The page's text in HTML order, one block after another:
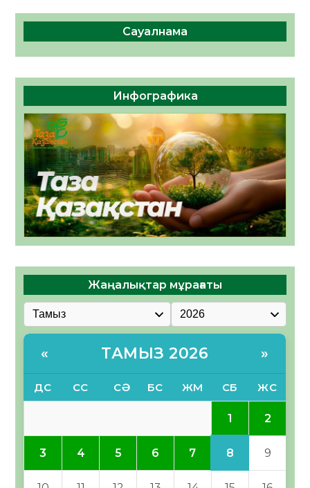
Сауалнама
Инфографика
Жаңалықтар мұрағаты
« ТАМЫЗ 2026 »
ДС СС СӘ БС ЖМ СБ ЖС
1 2
3 4 5 6 7 8 9